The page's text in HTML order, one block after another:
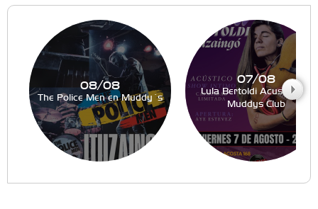
08/08
The Police Men en Muddy´s
07/08
Lula Bertoldi Acustico en
Muddys Club